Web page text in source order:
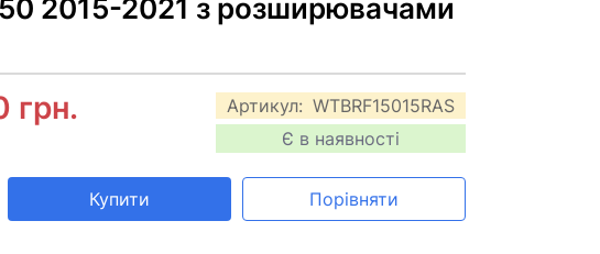
2015-2021 з розширювачами
Артикул: WTBRF15015RAS
Є в наявності
грн.
Купити Порівняти